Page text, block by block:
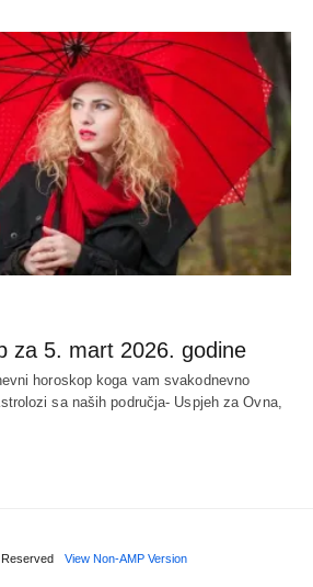
za 5. mart 2026. godine
horoskop koga vam svakodnevno
sa naših područja- Uspjeh za Ovna,
View Non-AMP Version